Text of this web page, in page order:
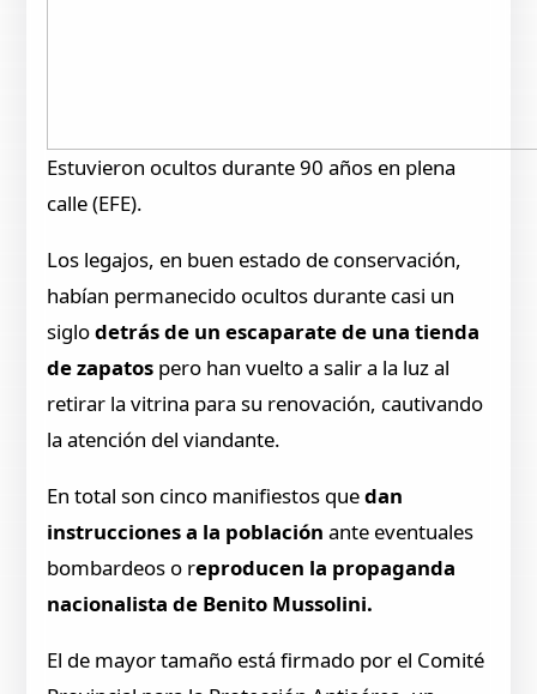
Estuvieron ocultos durante 90 años en plena
calle (EFE).
Los legajos, en buen estado de conservación,
habían permanecido ocultos durante casi un
siglodetrás de un escaparate de una tienda
de zapatos pero han vuelto a salir a la luz al
retirar la vitrina para su renovación, cautivando
la atención del viandante.
En total son cinco manifiestos quedan
instrucciones a la población ante eventuales
bombardeos o reproducen la propaganda
nacionalista de Benito Mussolini.
El de mayor tamaño está firmado por el Comité